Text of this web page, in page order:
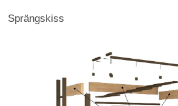
Sprängskiss